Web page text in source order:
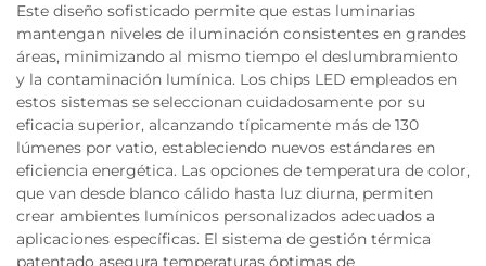
Este diseño sofisticado permite que estas luminarias
mantengan niveles de iluminación consistentes en grandes
áreas, minimizando al mismo tiempo el deslumbramiento
y la contaminación lumínica. Los chips LED empleados en
estos sistemas se seleccionan cuidadosamente por su
eficacia superior, alcanzando típicamente más de 130
lúmenes por vatio, estableciendo nuevos estándares en
eficiencia energética. Las opciones de temperatura de color,
que van desde blanco cálido hasta luz diurna, permiten
crear ambientes lumínicos personalizados adecuados a
aplicaciones específicas. El sistema de gestión térmica
patentado asegura temperaturas óptimas de